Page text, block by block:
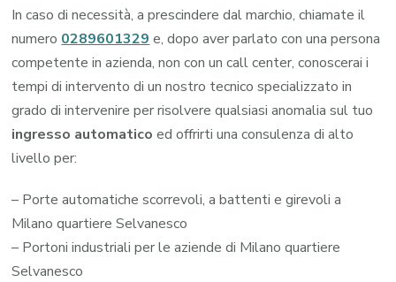
In caso di necessità, a prescindere dal marchio, chiamate il
numero 0289601329 e, dopo aver parlato con una persona
competente in azienda, non con un call center, conoscerai i
tempi di intervento di un nostro tecnico specializzato in
grado di intervenire per risolvere qualsiasi anomalia sul tuo
ingresso automatico ed offrirti una consulenza di alto
livello per:
– Porte automatiche scorrevoli, a battenti e girevoli a
Milano quartiere Selvanesco
– Portoni industriali per le aziende di Milano quartiere
Selvanesco